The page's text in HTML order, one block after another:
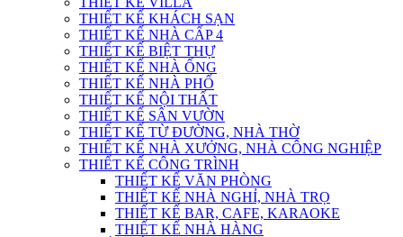
THIẾT KẾ KHÁCH SẠN
THIẾT KẾ NHÀ CẤP 4
THIẾT KẾ BIỆT THỰ
THIẾT KẾ NHÀ ỐNG
THIẾT KẾ NHÀ PHỐ
THIẾT KẾ NỘI THẤT
THIẾT KẾ SÂN VƯỜN
THIẾT KẾ TỪ ĐƯỜNG, NHÀ THỜ
THIẾT KẾ NHÀ XƯỞNG, NHÀ CÔNG NGHIỆP
THIẾT KẾ CÔNG TRÌNH
THIẾT KẾ VĂN PHÒNG
THIẾT KẾ NHÀ NGHỈ, NHÀ TRỌ
THIẾT KẾ BAR, CAFE, KARAOKE
THIẾT KẾ NHÀ HÀNG